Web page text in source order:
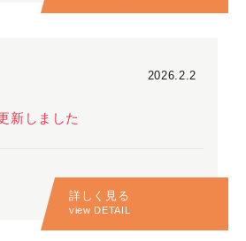
新しました
2026.2.2
詳しく見る
view DETAIL